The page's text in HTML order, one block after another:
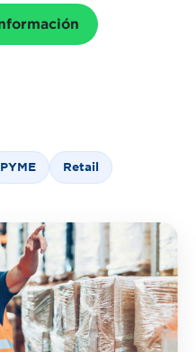
PYME Retail